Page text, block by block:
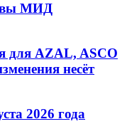
МИД
для AZAL, ASCO
несёт
2026 года